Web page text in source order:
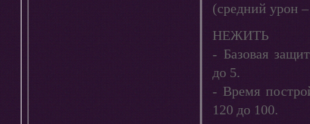
(средний урон
НЕЖИТЬ
- Базовая
до 5.
- Время
120 до 100.